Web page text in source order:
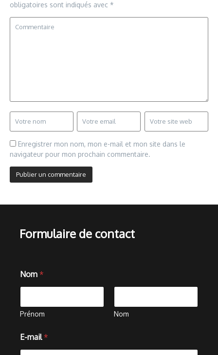
obligatoires sont indiqués avec *
Enregistrer mon nom, mon e-mail et mon site dans le
navigateur pour mon prochain commentaire.
Formulaire de contact
Nom *
Prénom Nom
o
m
E-mail *